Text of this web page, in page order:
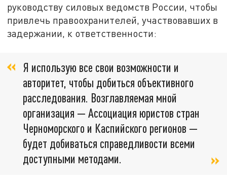
руководству силовых ведомств России, чтобы
привлечь правоохранителей, участвовавших в
задержании, к ответственности:
Я использую все свои возможности и
авторитет, чтобы добиться объективного
расследования. Возглавляемая мной
организация — Ассоциация юристов стран
Черноморского и Каспийского регионов —
будет добиваться справедливости всеми
доступными методами.